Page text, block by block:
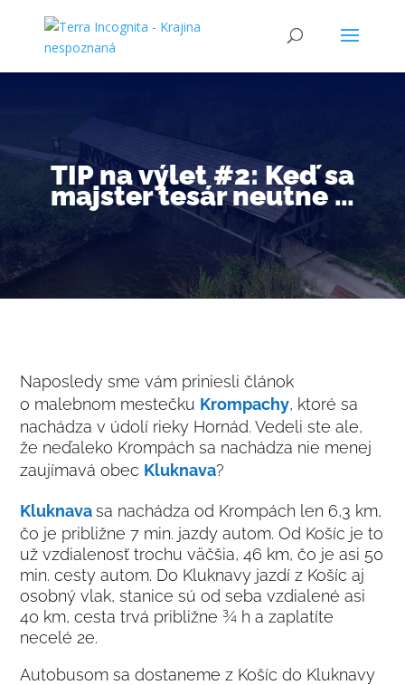
TIP na výlet #2: Keď sa
majster tesár neutne …
Naposledy sme vám priniesli článok
o malebnom mestečku Krompachy, ktoré sa
nachádza v údolí rieky Hornád. Vedeli ste ale,
že neďaleko Krompách sa nachádza nie menej
zaujímavá obec Kluknava?
Kluknavasa nachádza od Krompách len 6,3 km,
čo je približne 7 min. jazdy autom. Od Košíc je to
už vzdialenosť trochu väčšia, 46 km, čo je asi 50
min. cesty autom. Do Kluknavy jazdí z Košíc aj
osobný vlak, stanice sú od seba vzdialené asi
40 km, cesta trvá približne ¾ h a zaplatíte
necelé 2e.
Autobusom sa dostaneme z Košíc do Kluknavy